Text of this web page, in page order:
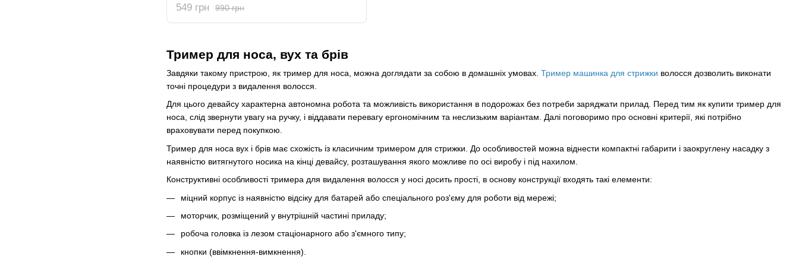
Тример для носа, вух та брів
Завдяки такому пристрою, як тример для носа, можна доглядати за собою в домашніх умовах. Тример машинка для стрижки волосся дозволить виконати
точні процедури з видалення волосся.
Для цього девайсу характерна автономна робота та можливість використання в подорожах без потреби заряджати прилад. Перед тим як купити тример для
носа, слід звернути увагу на ручку, і віддавати перевагу ергономічним та неслизьким варіантам. Далі поговоримо про основні критерії, які потрібно
враховувати перед покупкою.
Тример для носа вух і брів має схожість із класичним тримером для стрижки. До особливостей можна віднести компактні габарити і заокруглену насадку з
наявністю витягнутого носика на кінці девайсу, розташування якого можливе по осі виробу і під нахилом.
Конструктивні особливості тримера для видалення волосся у носі досить прості, в основу конструкції входять такі елементи:
міцний корпус із наявністю відсіку для батарей або спеціального роз'єму для роботи від мережі;
моторчик, розміщений у внутрішній частині приладу;
робоча головка із лезом стаціонарного або з'ємного типу;
кнопки (ввімкнення-вимкнення).
990 грн
549 грн